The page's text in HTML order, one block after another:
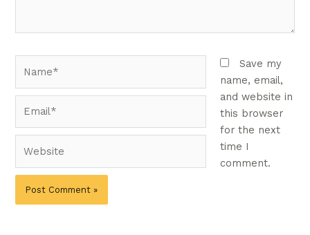
Save my
name, email,
and website in
this browser
for the next
time I
comment.